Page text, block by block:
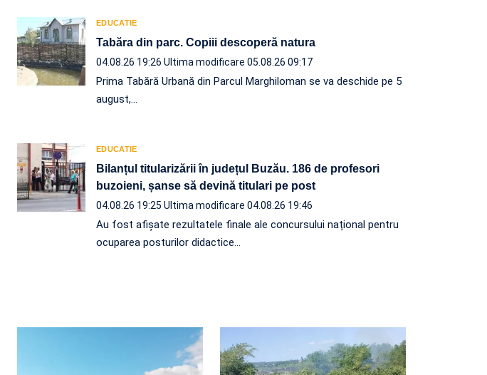
EDUCATIE
Tabăra din parc. Copiii descoperă natura
04.08.26 19:26 Ultima modificare 05.08.26 09:17
Prima Tabără Urbană din Parcul Marghiloman se va deschide pe 5
august,…
EDUCATIE
Bilanțul titularizării în județul Buzău. 186 de profesori
buzoieni, șanse să devină titulari pe post
04.08.26 19:25 Ultima modificare 04.08.26 19:46
Au fost afișate rezultatele finale ale concursului național pentru
ocuparea posturilor didactice…